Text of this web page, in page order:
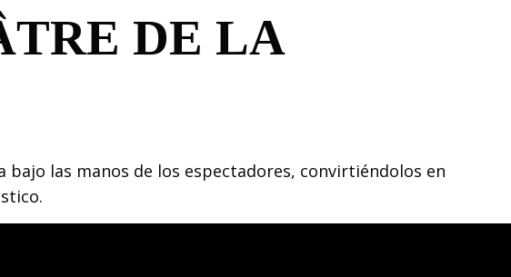
DE LA
las manos de los espectadores, convirtiéndolos en